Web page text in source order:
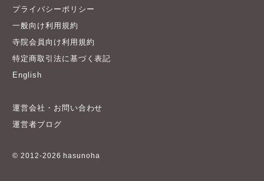
プライバシーポリシー
一般向け利用規約
寺院会員向け利用規約
特定商取引法に基づく表記
English
運営会社・お問い合わせ
運営者ブログ
© 2012-2026 hasunoha